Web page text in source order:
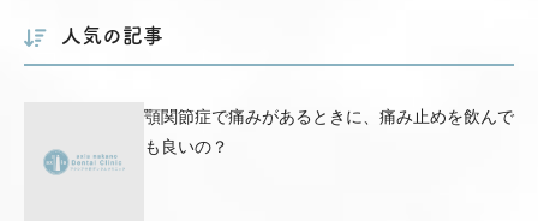
人気の記事
顎関節症で痛みがあるときに、痛み止めを飲んで
も良いの？